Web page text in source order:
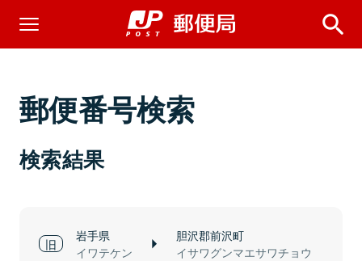
郵便番号検索
検索結果
岩手県
イワテケン
胆沢郡前沢町
イサワグンマエサワチョウ